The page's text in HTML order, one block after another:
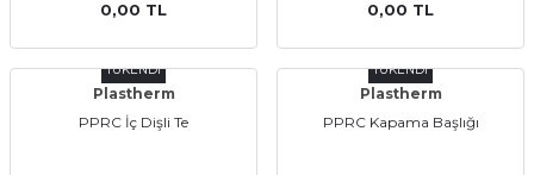
0,00 TL 0,00 TL
TÜKENDİ
Plastherm
PPRC İç Dişli Te
TÜKENDİ
Plastherm
PPRC Kapama Başlığı